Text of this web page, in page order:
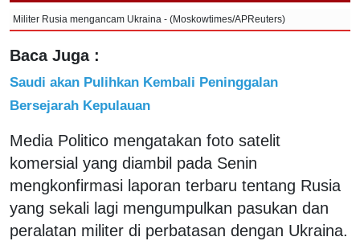
Militer Rusia mengancam Ukraina - (Moskowtimes/APReuters)
Baca Juga :
Saudi akan Pulihkan Kembali Peninggalan
Bersejarah Kepulauan
Media Politico mengatakan foto satelit
komersial yang diambil pada Senin
mengkonfirmasi laporan terbaru tentang Rusia
yang sekali lagi mengumpulkan pasukan dan
peralatan militer di perbatasan dengan Ukraina.